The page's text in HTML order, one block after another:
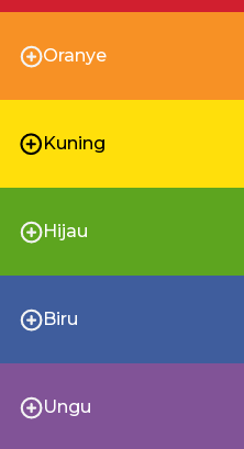
Oranye
Kuning
Hijau
Biru
Ungu